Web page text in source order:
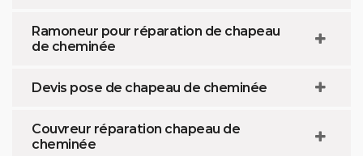
Ramoneur pour réparation de chapeau
de cheminée
Devis pose de chapeau de cheminée
Couvreur réparation chapeau de
cheminée